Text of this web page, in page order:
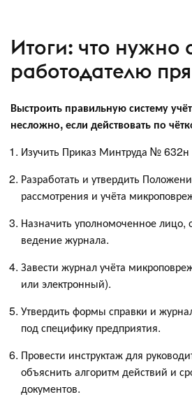
Итоги: что нужно
работодателю
Выстроить правильную систему
несложно, если действовать по
Изучить Приказ Минтруда №
Разработать и утвердить
рассмотрения и учёта
Назначить уполномоченное лицо,
ведение журнала.
Завести журнал учёта
или электронный).
Утвердить формы справки и
под специфику предприятия.
Провести инструктаж для
объяснить алгоритм действий и
документов.